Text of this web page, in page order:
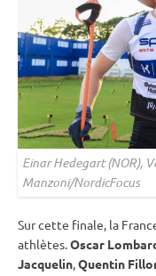
Einar Hedegart (NOR),
Manzoni/NordicFocus
Sur cette finale, la
athlètes.Oscar
Jacquelin,Quentin